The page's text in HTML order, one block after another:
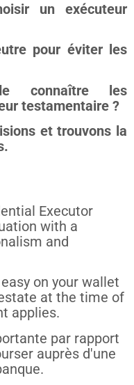
un exécuteur
pour éviter les
connaître les
testamentaire ?
et trouvons la
Executor
with a
and
on your wallet
at the time of
applies.
par rapport
auprès d'une